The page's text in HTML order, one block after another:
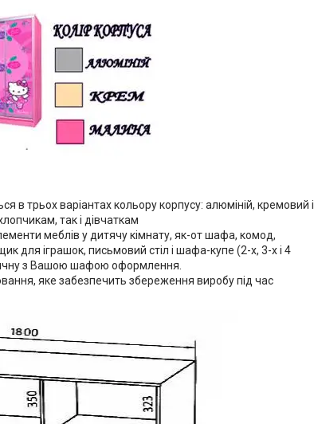
в трьох варіантах кольору корпусу: алюміній, кремовий і
так і дівчаткам
меблів у дитячу кімнату, як-от шафа, комод,
для іграшок, письмовий стіл і шафа-купе (2-х, 3-х і 4
з Вашою шафою оформлення.
яке забезпечить збереження виробу під час